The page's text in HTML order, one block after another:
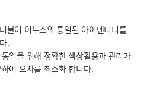
불어 이누스의 통일된 아이덴티티를
.
일을 위해 정확한 색상활용과 관리가
여 오차를 최소화 합니다.